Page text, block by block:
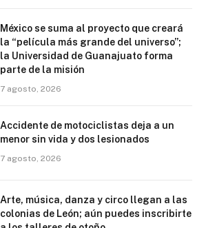
México se suma al proyecto que creará
la “película más grande del universo”;
la Universidad de Guanajuato forma
parte de la misión
7 agosto, 2026
Accidente de motociclistas deja a un
menor sin vida y dos lesionados
7 agosto, 2026
Arte, música, danza y circo llegan a las
colonias de León; aún puedes inscribirte